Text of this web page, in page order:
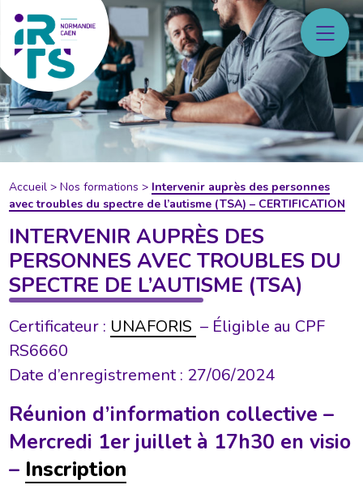
Accueil >Nos formations > Intervenir auprès des personnes
avec troubles du spectre de l’autisme (TSA) – CERTIFICATION
INTERVENIR AUPRÈS DES
PERSONNES AVEC TROUBLES DU
SPECTRE DE L’AUTISME (TSA)
Certificateur : UNAFORIS – Éligible au CPF
RS6660
Date d’enregistrement : 27/06/2024
Réunion d’information collective –
Mercredi 1er juillet à 17h30 en visio
– Inscription